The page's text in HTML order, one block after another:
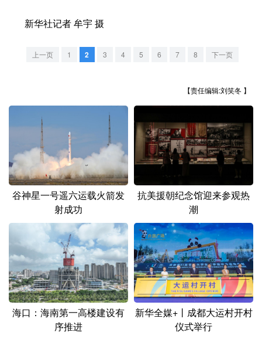
山东 河南 湖北 湖南
重庆
西藏
陕西 青海 宁夏
新疆 内蒙古 黑龙江
多语种频道
English Español Français عربى
Русский язык 日本語 한국어
Deutsch Português
新华社记者 牟宇 摄
上一页 1 2 3 4 5 6 7 8 下一页
【责任编辑:刘笑冬 】
谷神星一号遥六运载火箭发
射成功
抗美援朝纪念馆迎来参观热
潮
海口：海南第一高楼建设有
序推进
新华全媒+丨成都大运村开村
仪式举行